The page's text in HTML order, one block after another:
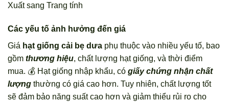
Xuất sang Trang tính
Các yếu tố ảnh hưởng đến giá
Giá hạt giống cải bẹ dưa phụ thuộc vào nhiều yếu tố, bao
gồm thương hiệu, chất lượng hạt giống, và thời điểm
mua. 💰 Hạt giống nhập khẩu, có giấy chứng nhận chất
lượng thường có giá cao hơn. Tuy nhiên, chất lượng tốt
sẽ đảm bảo năng suất cao hơn và giảm thiểu rủi ro cho